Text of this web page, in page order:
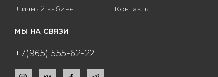
Личный кабинет
Контакты
МЫ НА СВЯЗИ
+7(965) 555-62-22